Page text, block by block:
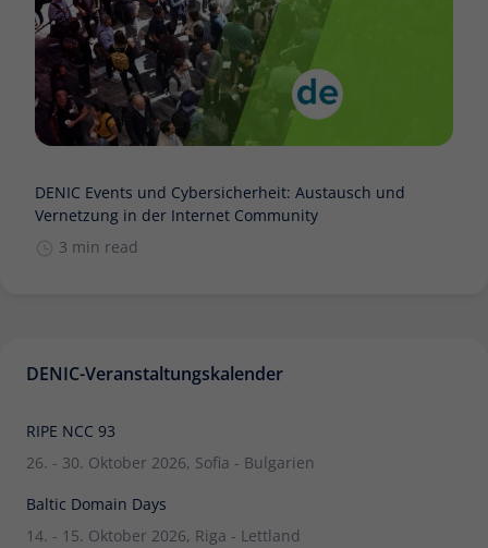
DENIC Events und Cybersicherheit: Austausch und
Vernetzung in der Internet Community
3 min read
DENIC-Veranstaltungskalender
RIPE NCC 93
26. - 30. Oktober 2026, Sofia - Bulgarien
Baltic Domain Days
14. - 15. Oktober 2026, Riga - Lettland